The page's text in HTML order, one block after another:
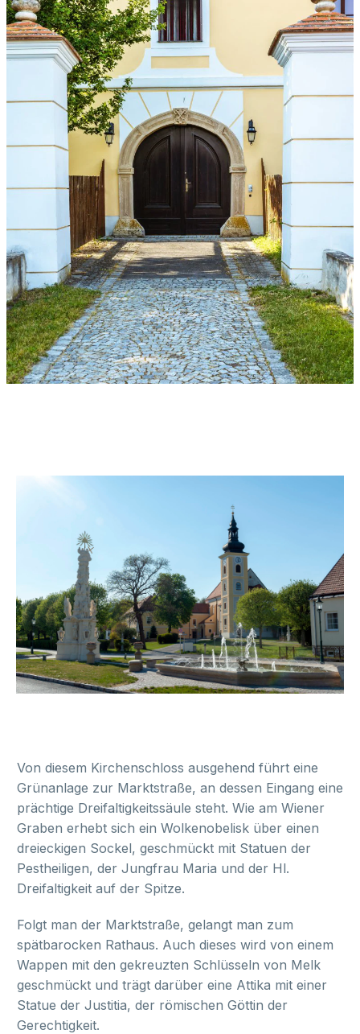
Von diesem Kirchenschloss ausgehend führt eine
Grünanlage zur Marktstraße, an dessen Eingang eine
prächtige Dreifaltigkeitssäule steht. Wie am Wiener
Graben erhebt sich ein Wolkenobelisk über einen
dreieckigen Sockel, geschmückt mit Statuen der
Pestheiligen, der Jungfrau Maria und der Hl.
Dreifaltigkeit auf der Spitze.
Folgt man der Marktstraße, gelangt man zum
spätbarocken Rathaus. Auch dieses wird von einem
Wappen mit den gekreuzten Schlüsseln von Melk
geschmückt und trägt darüber eine Attika mit einer
Statue der Justitia, der römischen Göttin der
Gerechtigkeit.